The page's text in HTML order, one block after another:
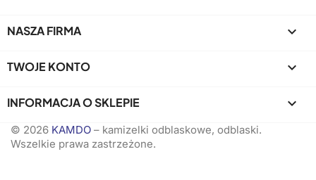
NASZA FIRMA 
TWOJE KONTO 
INFORMACJA O SKLEPIE keyboard_arrow_down
© 2026 KAMDO – kamizelki odblaskowe, odblaski.
Wszelkie prawa zastrzeżone.